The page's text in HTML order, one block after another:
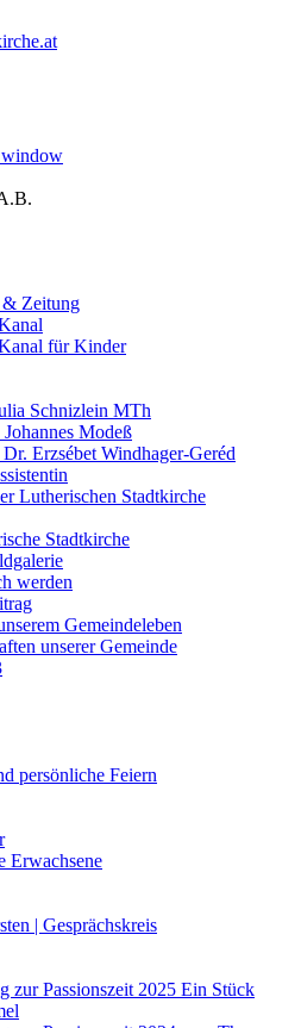
window
& Zeitung
für Kinder
Schnizlein MTh
Modeß
Erzsébet Windhager-Geréd
Lutherischen Stadtkirche
Stadtkirche
werden
Gemeindeleben
unserer Gemeinde
persönliche Feiern
Erwachsene
| Gesprächskreis
zur Passionszeit 2025 Ein Stück